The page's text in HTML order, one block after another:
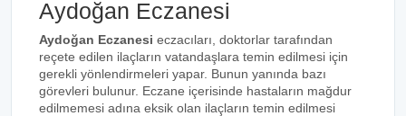
Aydoğan Eczanesi
Aydoğan Eczanesi eczacıları, doktorlar tarafından
reçete edilen ilaçların vatandaşlara temin edilmesi için
gerekli yönlendirmeleri yapar. Bunun yanında bazı
görevleri bulunur. Eczane içerisinde hastaların mağdur
edilmemesi adına eksik olan ilaçların temin edilmesi